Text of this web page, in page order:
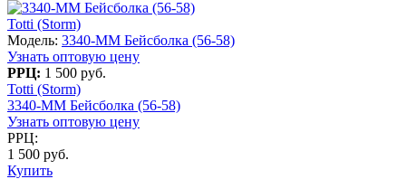
Totti (Storm)
Модель: 3340-MM Бейсболка (56-58)
Узнать оптовую цену
РРЦ: 1 500 руб.
Totti (Storm)
3340-MM Бейсболка (56-58)
Узнать оптовую цену
РРЦ:
1 500 руб.
Купить